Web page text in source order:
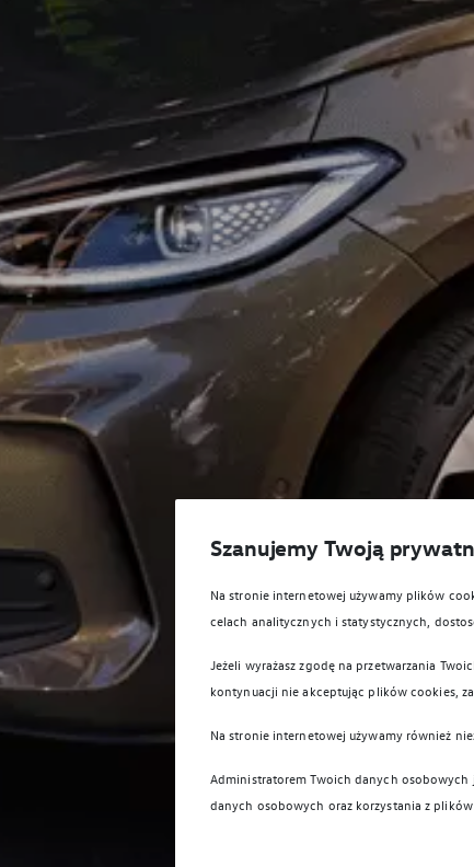
Szanujemy Twoją
Na stronie internetowej używamy plików
celach analitycznych i statystycznych,
Jeżeli wyrażasz zgodę na przetwarzania
kontynuacji nie akceptując plików cookies,
Na stronie internetowej używamy również
Administratorem Twoich danych osobowych
danych osobowych oraz korzystania z